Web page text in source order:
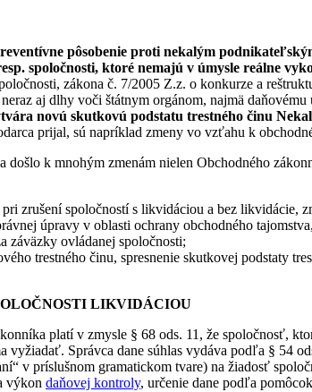
pôsobenie proti nekalým
spoločnosti, ktoré nemajú v úmysle reálne
zákona č. 7/2005 Z.z. o konkurze a
aj dlhy voči štátnym orgánom, najmä
novú skutkovú podstatu trestného činu
prijal, sú napríklad zmeny vo vzťahu k
došlo k mnohým zmenám nielen Obchodného
zrušení spoločností s likvidáciou a bez likvidácie,
úpravy v oblasti ochrany obchodného
záväzky ovládanej spoločnosti;
trestného činu, spresnenie skutkovej podstaty
LIKVIDÁCIOU
platí v zmysle § 68 ods. 11, že spoločnosť,
vyžiadať. Správca dane súhlas vydáva podľa § 54
v príslušnom gramatickom tvare) na žiadosť
výkon daňovej kontroly, určenie dane podľa